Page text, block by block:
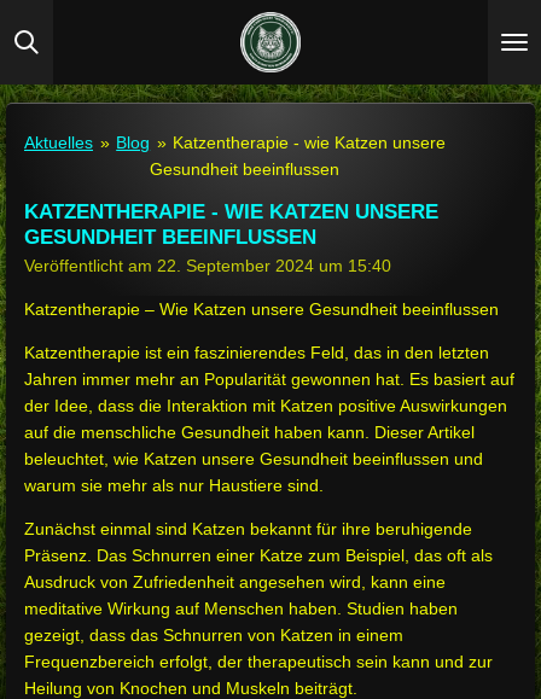
Hauptinhalt
Aktuelles » Blog » Katzentherapie - wie Katzen unsere
Gesundheit beeinflussen
KATZENTHERAPIE - WIE KATZEN UNSERE
GESUNDHEIT BEEINFLUSSEN
Veröffentlicht am 22. September 2024 um 15:40
Katzentherapie – Wie Katzen unsere Gesundheit beeinflussen
Katzentherapie ist ein faszinierendes Feld, das in den letzten
Jahren immer mehr an Popularität gewonnen hat. Es basiert auf
der Idee, dass die Interaktion mit Katzen positive Auswirkungen
auf die menschliche Gesundheit haben kann. Dieser Artikel
beleuchtet, wie Katzen unsere Gesundheit beeinflussen und
warum sie mehr als nur Haustiere sind.
Zunächst einmal sind Katzen bekannt für ihre beruhigende
Präsenz. Das Schnurren einer Katze zum Beispiel, das oft als
Ausdruck von Zufriedenheit angesehen wird, kann eine
meditative Wirkung auf Menschen haben. Studien haben
gezeigt, dass das Schnurren von Katzen in einem
Frequenzbereich erfolgt, der therapeutisch sein kann und zur
Heilung von Knochen und Muskeln beiträgt.